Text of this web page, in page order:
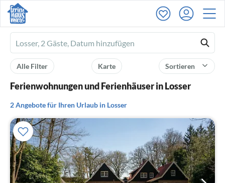
Ferienhausmiete
logo
Sortieren
Karte
Alle Filter
Ferienwohnungen und Ferienhäuser in Losser
2 Angebote für Ihren Urlaub in Losser